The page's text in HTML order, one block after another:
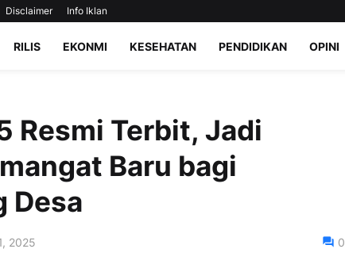
Disclaimer Info Iklan
RILIS EKONMI KESEHATAN PENDIDIKAN OPINI
Resmi Terbit, Jadi
Baru bagi
Desa
2025 0